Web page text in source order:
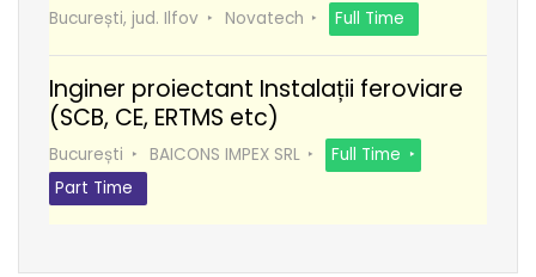
București, jud. Ilfov Novatech Full Time
Inginer proiectant Instalații feroviare
(SCB, CE, ERTMS etc)
București BAICONS IMPEX SRL
Full Time
Part Time